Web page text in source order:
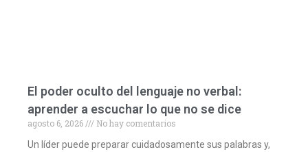
El poder oculto del lenguaje no verbal:
aprender a escuchar lo que no se dice
agosto 6, 2026
No hay comentarios
Un líder puede preparar cuidadosamente sus palabras y,